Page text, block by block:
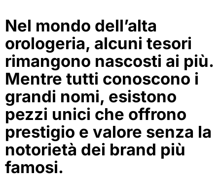
Nel mondo dell’alta
orologeria, alcuni tesori
rimangono nascosti ai più.
Mentre tutti conoscono i
grandi nomi, esistono
pezzi unici che offrono
prestigio e valore senza la
notorietà dei brand più
famosi.